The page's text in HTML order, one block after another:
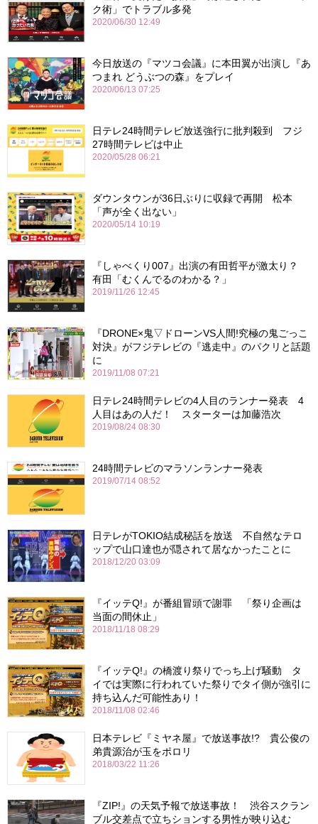
ク術」でトラブル多発
2020/06/30 12:49
今日放送の『マツコ会議』に本田翼が出演し『あ
つまれ どうぶつの森』をプレイ
2020/06/13 07:25
日テレ24時間テレビ放送強行に批判殺到 フジ
27時間テレビは中止
2020/05/28 06:21
ダウンタウンが36日ぶりに収録で再開 松本
「声が全く出ない」
2020/05/14 10:19
『しゃべくり007』出演の有田哲平が激太り？
有田「むくんでるのわかる？」
2019/11/26 12:45
『DRONE×鬼▽ドローンVS人間!究極の鬼ごっこ
対決』がフジテレビの『逃走中』のパクリと話題
に
2019/11/08 07:21
日テレ24時間テレビの4人目のランナー発表 4
人目はあの人だ！ スターターは加藤浩次
2019/08/24 08:30
24時間テレビのマラソンランナー発表
2019/07/14 08:52
日テレがTOKIO結成秘話を放送 不自然なテロ
ップで山口達也が隠されて居なかったことに
2018/12/20 03:09
『イッテQ!』が番組冒頭で謝罪 「祭り企画は
当面の間休止」
2018/11/18 08:29
『イッテQ!』の橋渡り祭りでっち上げ騒動 タ
イでは実際に行われていた祭りでタイ側が強引に
持ち込んだ可能性あり！
2018/11/08 02:46
日本テレビ『ミヤネ屋』で放送事故!? 貴公俊の
弟貴源治が玉をポロリ
2018/03/22 11:26
『ZIP!』の天気予報で放送事故！ 渋谷スクラン
ブル交差点で立ちションする男性が映り込む